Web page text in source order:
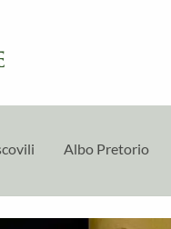
Albo Pretorio